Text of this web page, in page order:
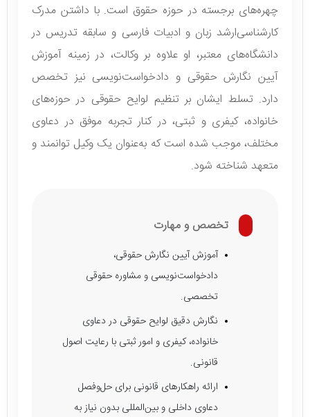
چهره‌های برجسته در حوزه حقوق است. با داشتن مدرک
کارشناسی‌ارشد زبان و ادبیات فارسی و سابقه تدریس در
دانشگاه‌های معتبر، او علاوه بر وکالت، در زمینه آموزش
آیین نگارش حقوقی و دادخواست‌نویسی نیز تخصص
دارد. تسلط ایشان بر تنظیم لوایح حقوقی در حوزه‌های
خانواده، کیفری و ثبتی، در کنار تجربه موفق در دعاوی
مختلف، موجب شده است که به‌عنوان یک وکیل توانمند و
متعهد شناخته شود.
تخصص و مهارت
آموزش آیین نگارش حقوقی،
دادخواست‌نویسی و مشاوره حقوقی
تخصصی.
نگارش دقیق لوایح حقوقی در دعاوی
خانواده، کیفری و امور ثبتی با رعایت اصول
قانونی.
ارائه راهکارهای قانونی برای حل‌وفصل
دعاوی داخلی و بین‌المللی بدون نیاز به